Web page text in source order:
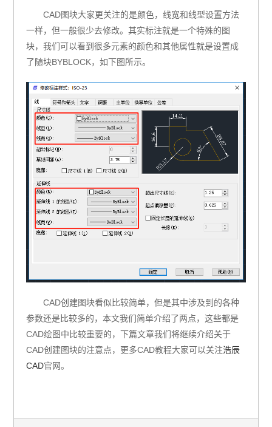
CAD图块大家更关注的是颜色，线宽和线型设置方法
一样，但一般很少去修改。其实标注就是一个特殊的图
块，我们可以看到很多元素的颜色和其他属性就是设置成
了随块BYBLOCK，如下图所示。
CAD创建图块看似比较简单，但是其中涉及到的各种
参数还是比较多的，本文我们简单介绍了两点，这些都是
CAD绘图中比较重要的，下篇文章我们将继续介绍关于
CAD创建图块的注意点，更多CAD教程大家可以关注浩辰
CAD官网。